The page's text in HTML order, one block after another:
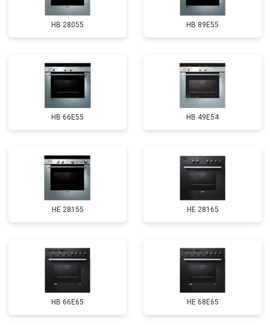
HB 28055 HB 89E55
HB 66E55 HB 49E54
HE 28155 HE 28165
HB 66E65 HE 68E65